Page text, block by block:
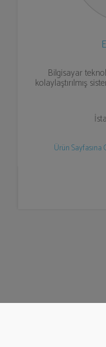
Bilgisayar
kolaylaştırılmış
Ürün Sayfasına